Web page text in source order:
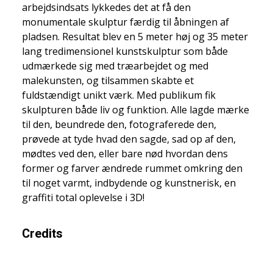
arbejdsindsats lykkedes det at få den
monumentale skulptur færdig til åbningen af
pladsen. Resultat blev en 5 meter høj og 35 meter
lang tredimensionel kunstskulptur som både
udmærkede sig med træarbejdet og med
malekunsten, og tilsammen skabte et
fuldstændigt unikt værk. Med publikum fik
skulpturen både liv og funktion. Alle lagde mærke
til den, beundrede den, fotograferede den,
prøvede at tyde hvad den sagde, sad op af den,
mødtes ved den, eller bare nød hvordan dens
former og farver ændrede rummet omkring den
til noget varmt, indbydende og kunstnerisk, en
graffiti total oplevelse i 3D!
Credits